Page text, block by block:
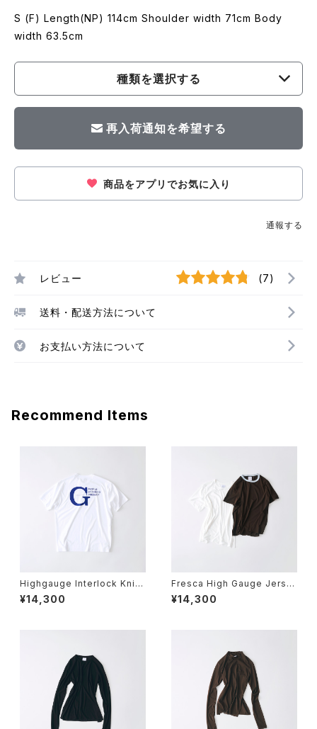
S (F) Length(NP) 114cm Shoulder width 71cm Body
width 63.5cm
種類を選択する
再入荷通知を希望する
商品をアプリでお気に入り
通報する
レビュー (7)
送料・配送方法について
お支払い方法について
Recommend Items
Highgauge Interlock Knit
GGG Staff T / 04
¥14,300
Fresca High Gauge Jerse
y Crew Neck Short Sleeve
T
¥14,300